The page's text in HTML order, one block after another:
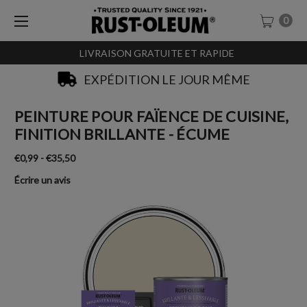
LIVRAISON GRATUITE ET RAPIDE
0
SACHET-TESTEURS À 0,99€
PEINTURE POUR FAÏENCE DE CUISINE,
FINITION BRILLANTE - ÉCUME
€0,99 - €35,50
Écrire un avis